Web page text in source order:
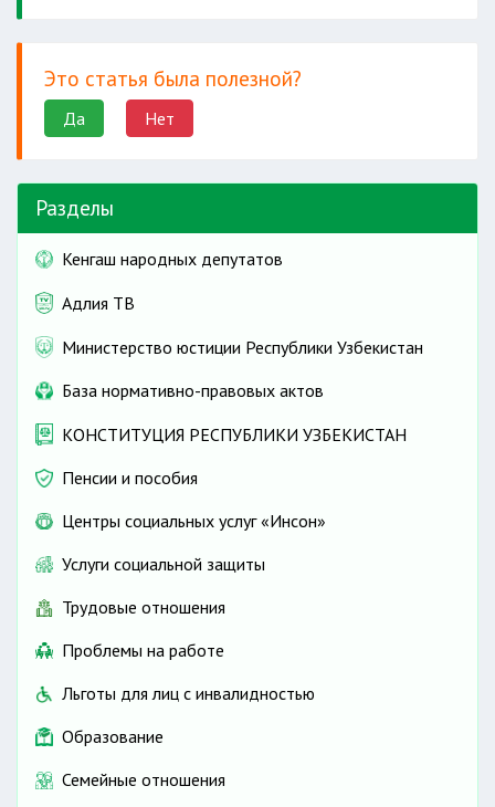
Это статья была полезной?
Да Нет
Разделы
Кенгаш народных депутатов
Адлия ТВ
Министерство юстиции Республики Узбекистан
База нормативно-правовых актов
КОНСТИТУЦИЯ РЕСПУБЛИКИ УЗБЕКИСТАН
Пенсии и пособия
Центры социальных услуг «Инсон»
Услуги социальной защиты
Трудовые отношения
Проблемы на работе
Льготы для лиц с инвалидностью
Образование
Семейные отношения